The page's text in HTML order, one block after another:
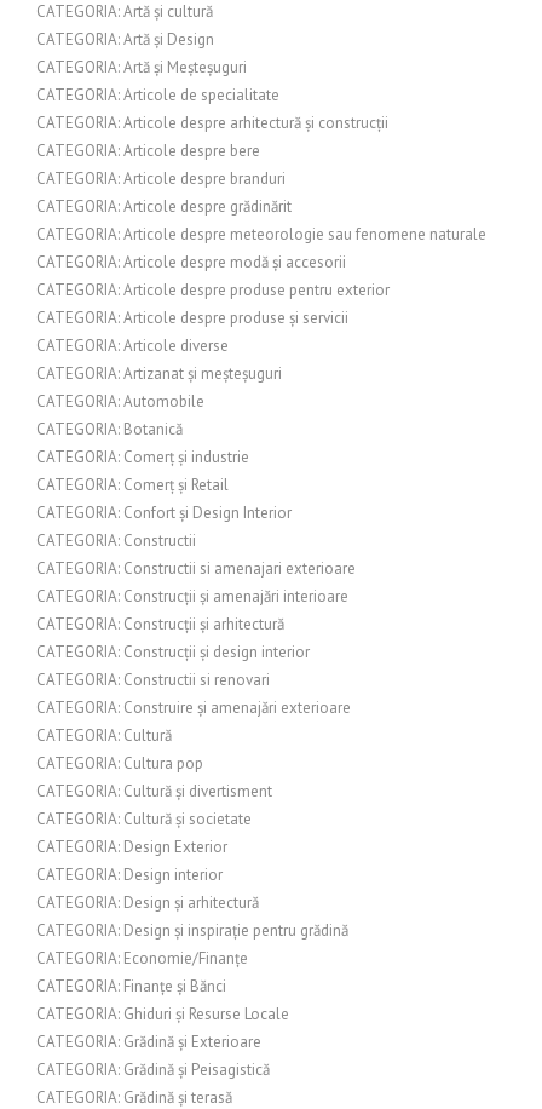
CATEGORIA: Artă și cultură
CATEGORIA: Artă și Design
CATEGORIA: Artă și Meșteșuguri
CATEGORIA: Articole de specialitate
CATEGORIA: Articole despre arhitectură și construcții
CATEGORIA: Articole despre bere
CATEGORIA: Articole despre branduri
CATEGORIA: Articole despre grădinărit
CATEGORIA: Articole despre meteorologie sau fenomene naturale
CATEGORIA: Articole despre modă și accesorii
CATEGORIA: Articole despre produse pentru exterior
CATEGORIA: Articole despre produse și servicii
CATEGORIA: Articole diverse
CATEGORIA: Artizanat și meșteșuguri
CATEGORIA: Automobile
CATEGORIA: Botanică
CATEGORIA: Comerț și industrie
CATEGORIA: Comerț și Retail
CATEGORIA: Confort și Design Interior
CATEGORIA: Constructii
CATEGORIA: Constructii si amenajari exterioare
CATEGORIA: Construcții și amenajări interioare
CATEGORIA: Construcții și arhitectură
CATEGORIA: Construcții și design interior
CATEGORIA: Constructii si renovari
CATEGORIA: Construire și amenajări exterioare
CATEGORIA: Cultură
CATEGORIA: Cultura pop
CATEGORIA: Cultură și divertisment
CATEGORIA: Cultură și societate
CATEGORIA: Design Exterior
CATEGORIA: Design interior
CATEGORIA: Design și arhitectură
CATEGORIA: Design și inspirație pentru grădină
CATEGORIA: Economie/Finanțe
CATEGORIA: Finanțe și Bănci
CATEGORIA: Ghiduri și Resurse Locale
CATEGORIA: Grădină și Exterioare
CATEGORIA: Grădină și Peisagistică
CATEGORIA: Grădină și terasă